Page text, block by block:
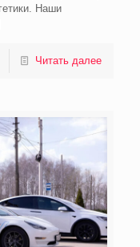
Наши
Читать далее